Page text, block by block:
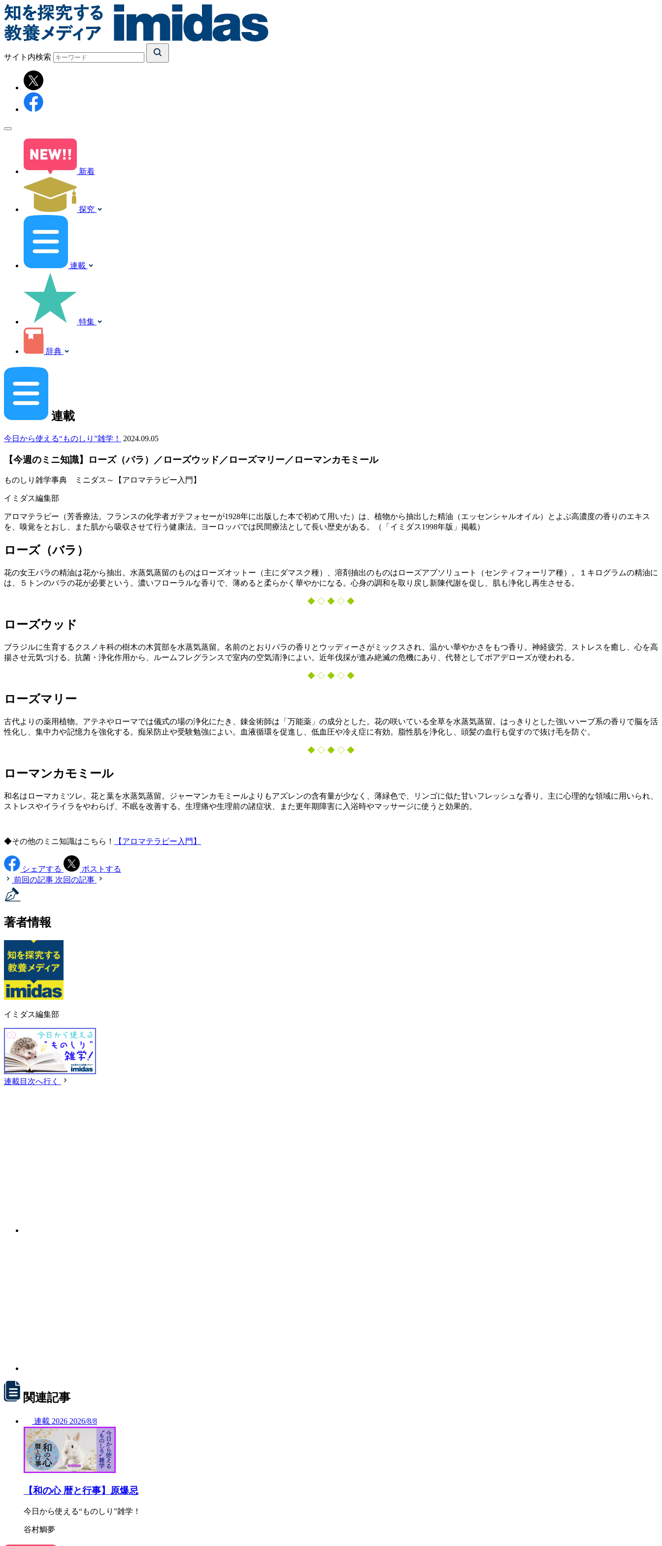
サイト内検索
新着
探究
連載
特集
辞典
連載
今日から使える“ものしり”雑学！ 2024.09.05
【今週のミニ知識】ローズ（バラ）／ローズウッド／ローズマリー／ローマンカモミール
ものしり雑学事典 ミニダス～【アロマテラピー入門】
イミダス編集部
アロマテラピー（芳香療法。フランスの化学者ガテフォセーが1928年に出版した本で初めて用いた）は、植物から抽出した精油（エッセンシャルオイル）とよぶ高濃度の香りのエキス
を、嗅覚をとおし、また肌から吸収させて行う健康法。ヨーロッパでは民間療法として長い歴史がある。（「イミダス1998年版」掲載）
ローズ（バラ）
花の女王バラの精油は花から抽出。水蒸気蒸留のものはローズオットー（主にダマスク種）、溶剤抽出のものはローズアブソリュート（センティフォーリア種）。１キログラムの精油に
は、５トンのバラの花が必要という。濃いフローラルな香りで、薄めると柔らかく華やかになる。心身の調和を取り戻し新陳代謝を促し、肌も浄化し再生させる。
◆ ◇ ◆ ◇ ◆
ローズウッド
ブラジルに生育するクスノキ科の樹木の木質部を水蒸気蒸留。名前のとおりバラの香りとウッディーさがミックスされ、温かい華やかさをもつ香り。神経疲労、ストレスを癒し、心を高
揚させ元気づける。抗菌・浄化作用から、ルームフレグランスで室内の空気清浄によい。近年伐採が進み絶滅の危機にあり、代替としてボアデローズが使われる。
◆ ◇ ◆ ◇ ◆
ローズマリー
古代よりの薬用植物。アテネやローマでは儀式の場の浄化にたき、錬金術師は「万能薬」の成分とした。花の咲いている全草を水蒸気蒸留。はっきりとした強いハーブ系の香りで脳を活
性化し、集中力や記憶力を強化する。痴呆防止や受験勉強によい。血液循環を促進し、低血圧や冷え症に有効。脂性肌を浄化し、頭髪の血行も促すので抜け毛を防ぐ。
◆ ◇ ◆ ◇ ◆
ローマンカモミール
和名はローマカミツレ。花と葉を水蒸気蒸留。ジャーマンカモミールよりもアズレンの含有量が少なく、薄緑色で、リンゴに似た甘いフレッシュな香り。主に心理的な領域に用いられ、
ストレスやイライラをやわらげ、不眠を改善する。生理痛や生理前の諸症状、また更年期障害に入浴時やマッサージに使うと効果的。
◆その他のミニ知識はこちら！ 【アロマテラピー入門】
シェアする
ポストする
前回の記事 次回の記事
著者情報
イミダス編集部
連載目次へ行く
関連記事
連載 2026 2026/8/8
【和の心 暦と行事】原爆忌
今日から使える“ものしり”雑学！
谷村鯛夢